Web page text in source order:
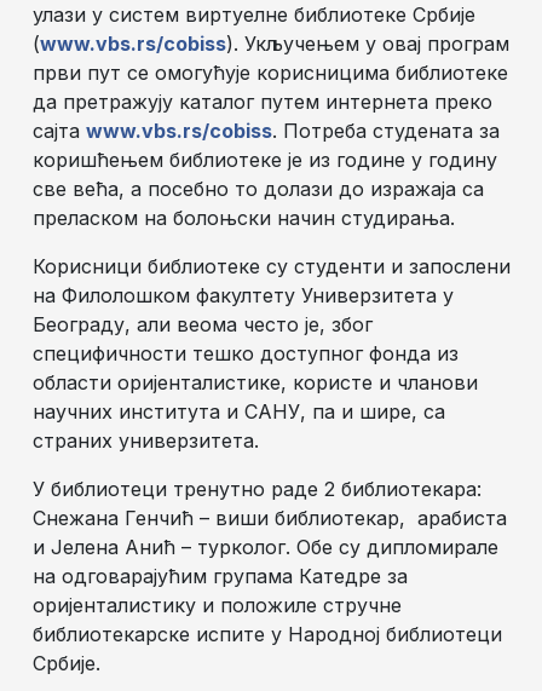
улази у систем виртуелне библиотеке Србије
(www.vbs.rs/cobiss). Укључењем у овај програм
први пут се омогућује корисницима библиотеке
да претражују каталог путем интернета преко
сајта www.vbs.rs/cobiss. Потреба студената за
коришћењем библиотеке је из године у годину
све већа, а посебно то долази до изражаја са
преласком на болоњски начин студирања.
Корисници библиотеке су студенти и запослени
на Филолошком факултету Универзитета у
Београду, али веома често је, због
специфичности тешко доступног фонда из
области оријенталистике, користе и чланови
научних института и САНУ, па и шире, са
страних универзитета.
У библиотеци тренутно раде 2 библиотекара:
Снежана Генчић – виши библиотекар, арабиста
и Јелена Анић­ – турколог. Обе су дипломирале
на одговарајућим групама Катедре за
оријенталистику и положиле стручне
библиотекарске испите у Народној библиотеци
Србије.